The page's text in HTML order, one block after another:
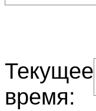
Текущее
время: